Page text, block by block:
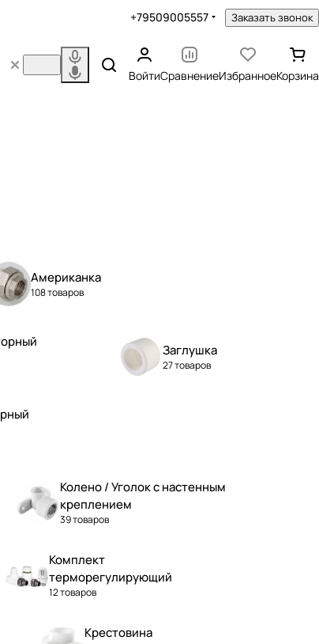
+79509005557 Заказать звонок
ВойтиСравнениеИзбранноеКорзина
Американка
108 товаров
Заглушка
27 товаров
Колено / Уголок с настенным
креплением
39 товаров
Комплект
терморегулирующий
12 товаров
Крестовина